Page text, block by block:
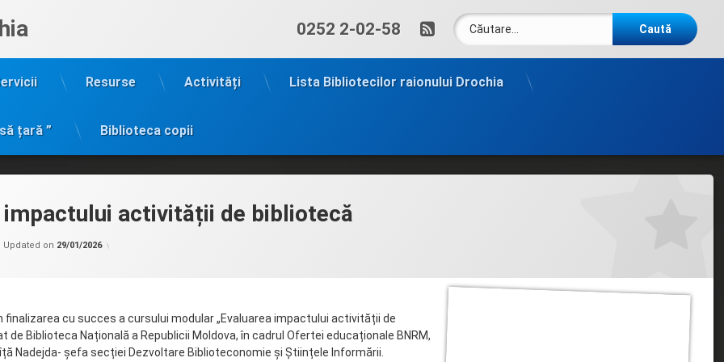
Sună acum:
0252 2-02-58 RSSCaută după:
Resurse Activități Lista Bibliotecilor raionului Drochia
țară ” Biblioteca copii
impactului activității de bibliotecă
Updated on 29/01/2026
finalizarea cu succes a cursului modular „Evaluarea impactului activității de
de Biblioteca Națională a Republicii Moldova, în cadrul Ofertei educaționale BNRM,
Nadejda- șefa secției Dezvoltare Biblioteconomie și Științele Informării.